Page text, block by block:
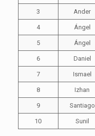
3 Ander
4 Ángel
5 Ángel
6 Daniel
7 Ismael
8 Izhan
9 Santiago
10 Sunil